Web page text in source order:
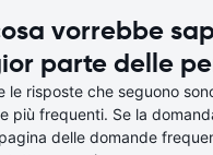
vorrebbe
parte delle
le risposte che seguono
più frequenti. Se la
delle domande